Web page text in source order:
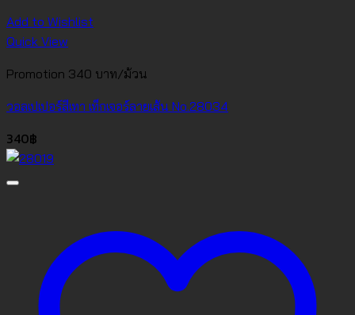
Add to Wishlist
Quick View
Promotion 340 บาท/ม้วน
วอลเปเปอร์สีเทา เท็กเจอร์ลายเส้น No.28034
340฿